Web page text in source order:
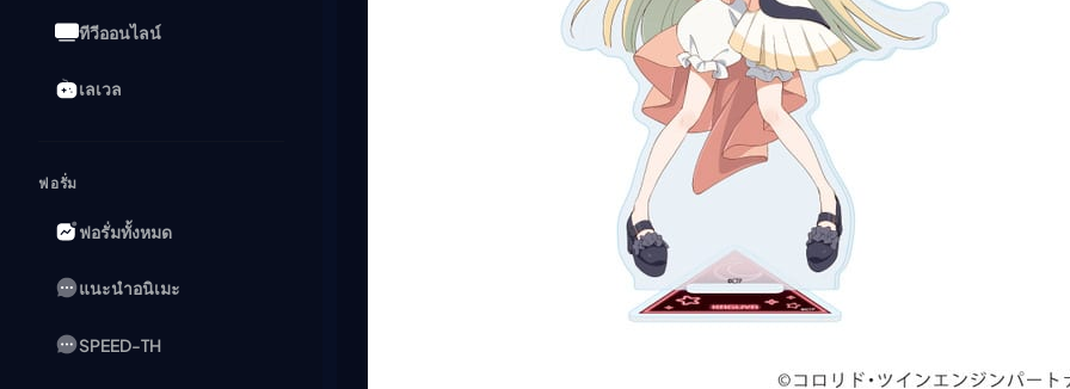
ทีวีออนไลน์
เลเวล
ฟอรั่ม
ฟอรั่มทั้งหมด
แนะนำอนิเมะ
SPEED-TH
ตารางออกอากาศอนิเม
ตารางออกอากาศอนิเมะ